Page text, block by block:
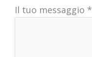
Il tuo messaggio *